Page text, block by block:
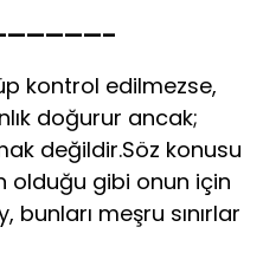
kontrol edilmezse,
doğurur ancak;
değildir.Söz konusu
olduğu gibi onun için
bunları meşru sınırlar